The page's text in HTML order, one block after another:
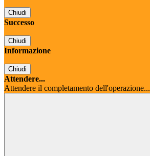
Chiudi
Successo
Chiudi
Informazione
Chiudi
Attendere...
Attendere il completamento dell'operazione...